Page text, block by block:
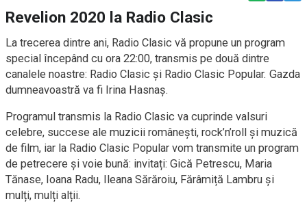
Revelion 2020 la Radio Clasic
La trecerea dintre ani, Radio Clasic vă propune un program
special începând cu ora 22:00, transmis pe două dintre
canalele noastre: Radio Clasic și Radio Clasic Popular. Gazda
dumneavoastră va fi Irina Hasnaș.
Programul transmis la Radio Clasic va cuprinde valsuri
celebre, succese ale muzicii românești, rock’n’roll și muzică
de film, iar la Radio Clasic Popular vom transmite un program
de petrecere și voie bună: invitați: Gică Petrescu, Maria
Tănase, Ioana Radu, Ileana Sărăroiu, Fărâmiță Lambru și
mulți, mulți alții.